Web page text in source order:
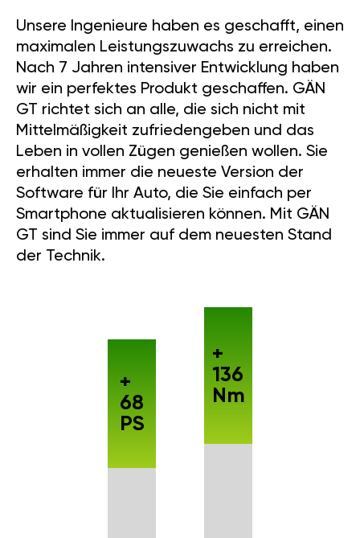
Unsere Ingenieure haben es geschafft, einen
maximalen Leistungszuwachs zu erreichen.
Nach 7 Jahren intensiver Entwicklung haben
wir ein perfektes Produkt geschaffen. GÄN
GT richtet sich an alle, die sich nicht mit
Mittelmäßigkeit zufriedengeben und das
Leben in vollen Zügen genießen wollen. Sie
erhalten immer die neueste Version der
Software für Ihr Auto, die Sie einfach per
Smartphone aktualisieren können. Mit GÄN
GT sind Sie immer auf dem neuesten Stand
der Technik.
+
68
PS
+
136
Nm